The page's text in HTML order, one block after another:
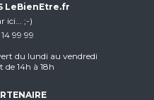
LeBienEtre.fr
ici... ;-)
99 99
du lundi au vendredi
de 14h à 18h